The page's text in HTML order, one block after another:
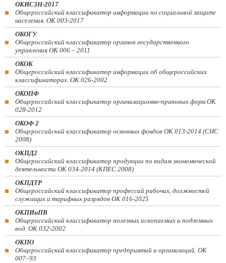
ОКИСЗН-2017
Общероссийский классификатор информации по социальной защите
населения. ОК 003-2017
ОКОГУ
Общероссийский классификатор органов государственного
управления ОК 006 – 2011
ОКОК
Общероссийский классификатор информации об общероссийских
классификаторах. ОК 026-2002
ОКОПФ
Общероссийский классификатор организационно-правовых форм ОК
028-2012
ОКОФ 2
Общероссийский классификатор основных фондов ОК 013-2014 (СНС
2008)
ОКПД2
Общероссийский классификатор продукции по видам экономической
деятельности ОК 034-2014 (КПЕС 2008)
ОКПДТР
Общероссийский классификатор профессий рабочих, должностей
служащих и тарифных разрядов ОК 016-2025
ОКПИиПВ
Общероссийский классификатор полезных ископаемых и подземных
вод. ОК 032-2002
ОКПО
Общероссийский классификатор предприятий и организаций. ОК
007–93